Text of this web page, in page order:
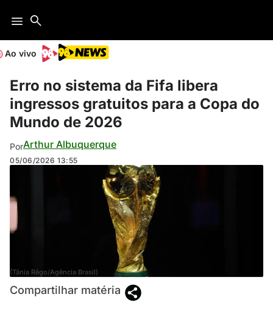
Ao vivo
Erro no sistema da Fifa libera
ingressos gratuitos para a Copa do
Mundo de 2026
PorArthur Albuquerque
05/06/2026 13:55
(Tânia Rêgo/Agência Brasil)
Compartilhar matéria